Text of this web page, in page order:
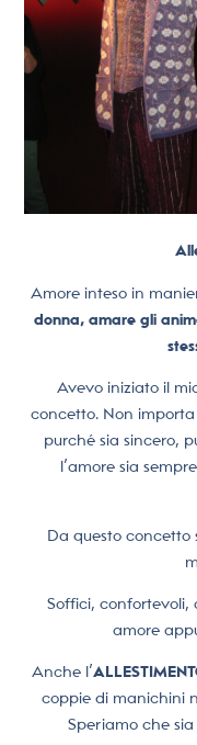
Amore inteso in
donna, amare gli
Avevo iniziato il
concetto. Non
purché sia sincero,
l’amore sia
Da questo concetto
Soffici,
amore
Anche l’
coppie di manichini
Speriamo che